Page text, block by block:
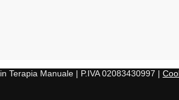
Terapia Manuale | P.IVA 02083430997 |